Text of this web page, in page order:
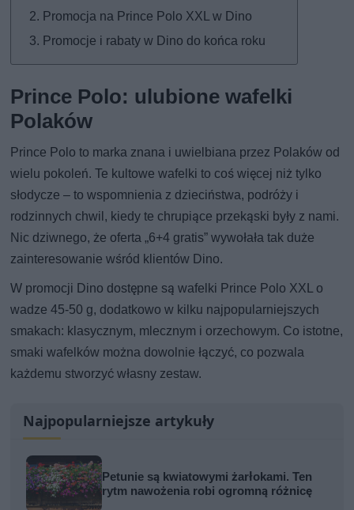
Promocja na Prince Polo XXL w Dino
Promocje i rabaty w Dino do końca roku
Prince Polo: ulubione wafelki
Polaków
Prince Polo to marka znana i uwielbiana przez Polaków od
wielu pokoleń. Te kultowe wafelki to coś więcej niż tylko
słodycze – to wspomnienia z dzieciństwa, podróży i
rodzinnych chwil, kiedy te chrupiące przekąski były z nami.
Nic dziwnego, że oferta „6+4 gratis” wywołała tak duże
zainteresowanie wśród klientów Dino.
W promocji Dino dostępne są wafelki Prince Polo XXL o
wadze 45-50 g, dodatkowo w kilku najpopularniejszych
smakach: klasycznym, mlecznym i orzechowym. Co istotne,
smaki wafelków można dowolnie łączyć, co pozwala
każdemu stworzyć własny zestaw.
Najpopularniejsze artykuły
Petunie są kwiatowymi żarłokami. Ten
rytm nawożenia robi ogromną różnicę